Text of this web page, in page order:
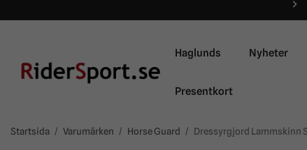
Haglunds Nyheter
Presentkort
Startsida / Varumärken / Horse Guard / Dressyrgjord Lammskinn